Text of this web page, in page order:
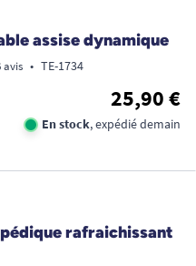
assise dynamique
avis • TE-1734
25,90 €
En stock, expédié demain
rafraichissant